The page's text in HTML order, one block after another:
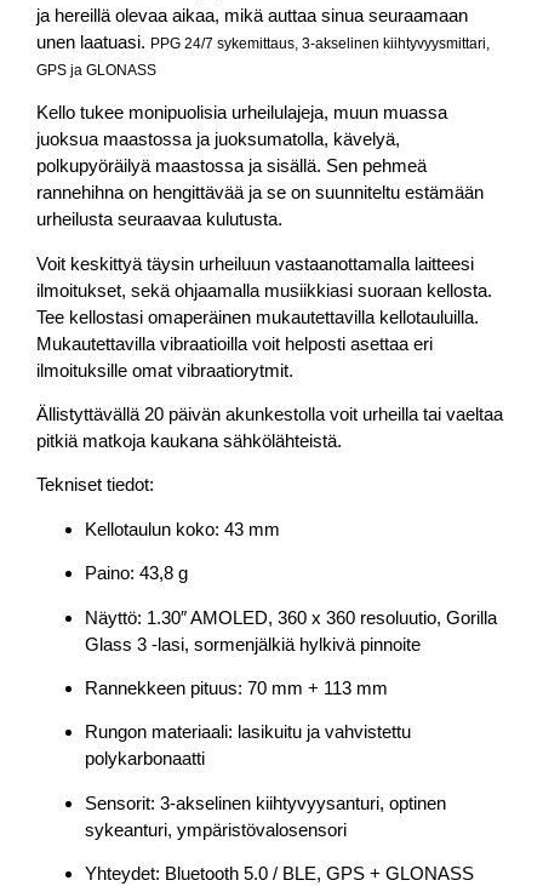
ja hereillä olevaa aikaa, mikä auttaa sinua seuraamaan
unen laatuasi. PPG 24/7 sykemittaus, 3-akselinen kiihtyvyysmittari,
GPS ja GLONASS
Kello tukee monipuolisia urheilulajeja, muun muassa
juoksua maastossa ja juoksumatolla, kävelyä,
polkupyöräilyä maastossa ja sisällä. Sen pehmeä
rannehihna on hengittävää ja se on suunniteltu estämään
urheilusta seuraavaa kulutusta.
Voit keskittyä täysin urheiluun vastaanottamalla laitteesi
ilmoitukset, sekä ohjaamalla musiikkiasi suoraan kellosta.
Tee kellostasi omaperäinen mukautettavilla kellotauluilla.
Mukautettavilla vibraatioilla voit helposti asettaa eri
ilmoituksille omat vibraatiorytmit.
Ällistyttävällä 20 päivän akunkestolla voit urheilla tai vaeltaa
pitkiä matkoja kaukana sähkölähteistä.
Tekniset tiedot:
Kellotaulun koko: 43 mm
Paino: 43,8 g
Näyttö: 1.30″ AMOLED, 360 x 360 resoluutio, Gorilla
Glass 3 -lasi, sormenjälkiä hylkivä pinnoite
Rannekkeen pituus: 70 mm + 113 mm
Rungon materiaali: lasikuitu ja vahvistettu
polykarbonaatti
Sensorit: 3-akselinen kiihtyvyysanturi, optinen
sykeanturi, ympäristövalosensori
Yhteydet: Bluetooth 5.0 / BLE, GPS + GLONASS